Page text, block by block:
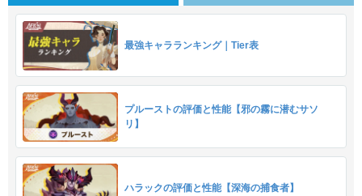
最強キャラランキング｜Tier表
プルーストの評価と性能【邪の霧に潜むサソ
リ】
ハラックの評価と性能【深海の捕食者】